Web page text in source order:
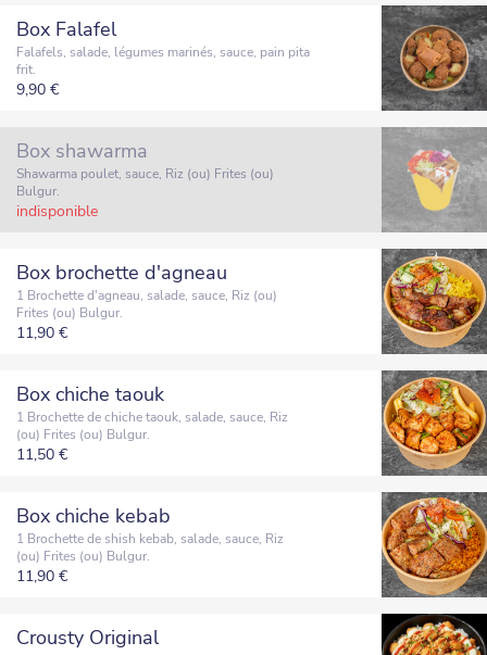
Box Falafel
Falafels, salade, légumes marinés, sauce, pain pita
frit.
9,90 €
Box shawarma
Shawarma poulet, sauce, Riz (ou) Frites (ou)
Bulgur.
indisponible
Box brochette d'agneau
1 Brochette d'agneau, salade, sauce, Riz (ou)
Frites (ou) Bulgur.
11,90 €
Box chiche taouk
1 Brochette de chiche taouk, salade, sauce, Riz
(ou) Frites (ou) Bulgur.
11,50 €
Box chiche kebab
1 Brochette de shish kebab, salade, sauce, Riz
(ou) Frites (ou) Bulgur.
11,90 €
Crousty Original